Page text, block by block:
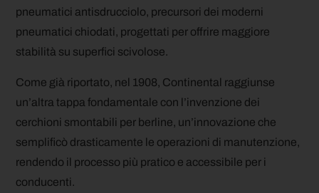
pneumatici antisdrucciolo, precursori dei moderni
pneumatici chiodati, progettati per offrire maggiore
stabilità su superfici scivolose.
Come già riportato, nel 1908, Continental raggiunse
un’altra tappa fondamentale con l’invenzione dei
cerchioni smontabili per berline, un’innovazione che
semplificò drasticamente le operazioni di manutenzione,
rendendo il processo più pratico e accessibile per i
conducenti.